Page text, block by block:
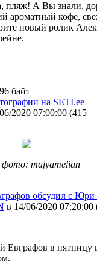
пляж! А Вы знали,
ароматный кофе,
новый ролик
байт
на SETI.ee
2020 07:00:00 (415
majyamelian
обсудил с
в 14/06/2020 07:20:00
в пятницу